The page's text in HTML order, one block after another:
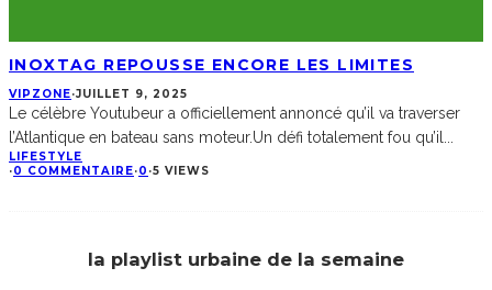
INOXTAG REPOUSSE ENCORE LES LIMITES
VIPZONE·JUILLET 9, 2025
Le célèbre Youtubeur a officiellement annoncé qu’il va traverser
l’Atlantique en bateau sans moteur.Un défi totalement fou qu’il...
LIFESTYLE
·0 COMMENTAIRE·0 ·5 VIEWS
la playlist urbaine de la semaine